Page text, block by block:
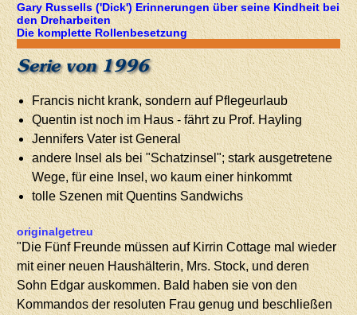
Gary Russells ('Dick') Erinnerungen über seine Kindheit bei
den Dreharbeiten
Die komplette Rollenbesetzung
Serie von 1996
Francis nicht krank, sondern auf Pflegeurlaub
Quentin ist noch im Haus - fährt zu Prof. Hayling
Jennifers Vater ist General
andere Insel als bei "Schatzinsel"; stark ausgetretene
Wege, für eine Insel, wo kaum einer hinkommt
tolle Szenen mit Quentins Sandwichs
originalgetreu
"Die Fünf Freunde müssen auf Kirrin Cottage mal wieder
mit einer neuen Haushälterin, Mrs. Stock, und deren
Sohn Edgar auskommen. Bald haben sie von den
Kommandos der resoluten Frau genug und beschließen